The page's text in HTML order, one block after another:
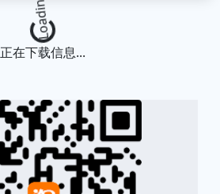
Loading...
正在下载信息...